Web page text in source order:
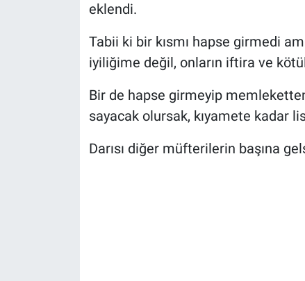
eklendi.
Tabii ki bir kısmı hapse girmedi
iyiliğime değil, onların iftira ve
Bir de hapse girmeyip
sayacak olursak, kıyamete kadar
Darısı diğer müfterilerin başına
Yerel Yaşam
Canlı Yayın